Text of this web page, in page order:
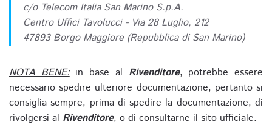
c/o Telecom Italia San Marino S.p.A.
Centro Uffici Tavolucci - Via 28 Luglio, 212
47893 Borgo Maggiore (Repubblica di San Marino)
NOTA BENE:in base al Rivenditore, potrebbe essere
necessario spedire ulteriore documentazione, pertanto si
consiglia sempre, prima di spedire la documentazione, di
rivolgersi al Rivenditore, o di consultarne il sito ufficiale.